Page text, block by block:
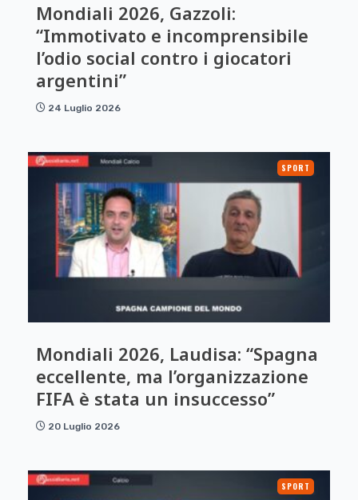
Mondiali 2026, Gazzoli:
“Immotivato e incomprensibile
l’odio social contro i giocatori
argentini”
24 Luglio 2026
SPORT
Mondiali 2026, Laudisa: “Spagna
eccellente, ma l’organizzazione
FIFA è stata un insuccesso”
20 Luglio 2026
SPORT